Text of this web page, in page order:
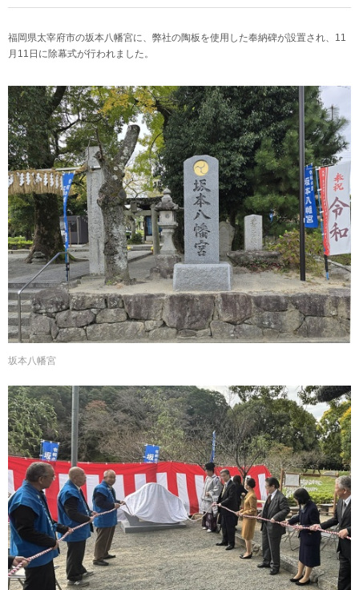
福岡県太宰府市の坂本八幡宮に、弊社の陶板を使用した奉納碑が設置され、11
月11日に除幕式が行われました。
坂本八幡宮